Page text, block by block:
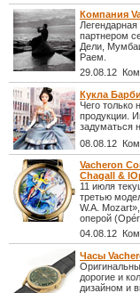
Компания
партнером
Дели,
Раем.
29.08.12
Кукла
Чего только
продукции.
задуматься
08.08.12
Vacheron
Chagall &
11 июля
третью
W.A.
оперой
04.08.12
Часы
дорогие и
дизайном и